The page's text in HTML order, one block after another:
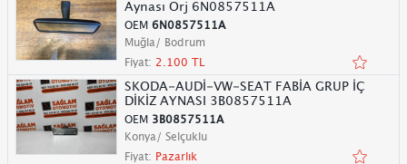
Aynası Orj 6N0857511A
OEM 6N0857511A
Muğla/ Bodrum
Fiyat: 2.100 TL
SKODA-AUDİ-VW-SEAT FABİA GRUP İÇ
DİKİZ AYNASI 3B0857511A
OEM 3B0857511A
Konya/ Selçuklu
Fiyat: Pazarlık